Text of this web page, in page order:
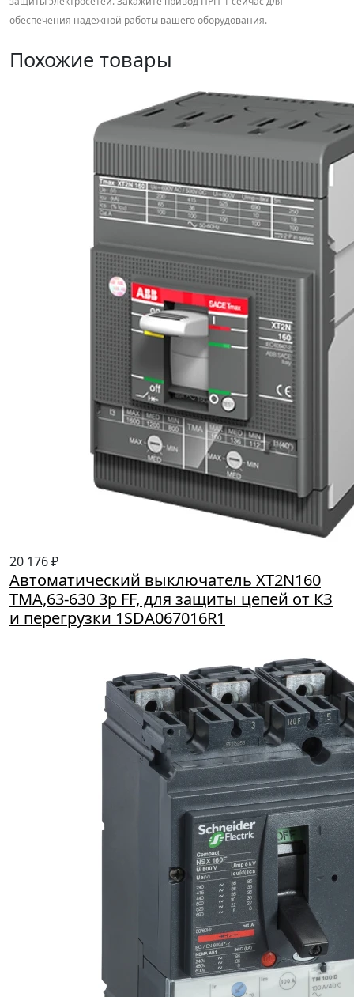
обеспечения надежной работы вашего оборудования.
Похожие товары
20 176 ₽
Автоматический выключатель XT2N160
TMA,63-630 3p FF, для защиты цепей от КЗ
и перегрузки 1SDA067016R1